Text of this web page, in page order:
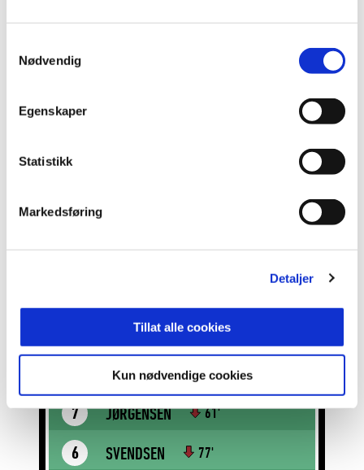
Nødvendig
Egenskaper
Statistikk
Markedsføring
Detaljer
Tillat alle cookies
Kun nødvendige cookies
7 EGERSUNDS IK 23
SKJELDAL
5 BONNESEN
7 JØRGENSEN 61'
6 SVENDSEN 77'